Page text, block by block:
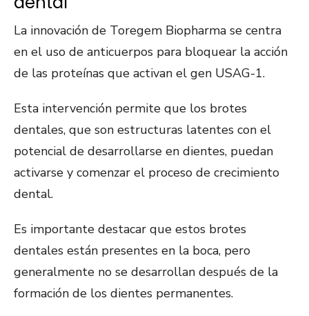
La innovación de Toregem Biopharma se centra
en el uso de anticuerpos para bloquear la acción
de las proteínas que activan el gen USAG-1.
Esta intervención permite que los brotes
dentales, que son estructuras latentes con el
potencial de desarrollarse en dientes, puedan
activarse y comenzar el proceso de crecimiento
dental.
Es importante destacar que estos brotes
dentales están presentes en la boca, pero
generalmente no se desarrollan después de la
formación de los dientes permanentes.